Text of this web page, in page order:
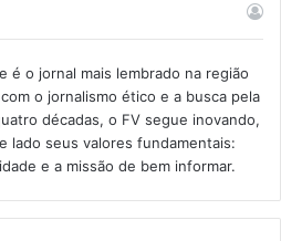
é o jornal mais lembrado na região
o jornalismo ético e a busca pela
décadas, o FV segue inovando,
lado seus valores fundamentais:
e a missão de bem informar.​